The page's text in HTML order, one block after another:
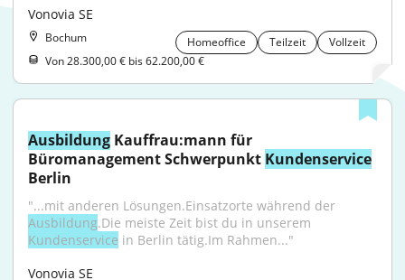
Vonovia SE
Bochum Homeoffice Teilzeit
Vollzeit
Von 28.300,00 € bis 62.200,00 €
Ausbildung Kauffrau:mann für
Büromanagement Schwerpunkt Kundenservice
Berlin
Ausbildung
Kundenservice in Berlin tätig.Im Rahmen..."
Vonovia SE